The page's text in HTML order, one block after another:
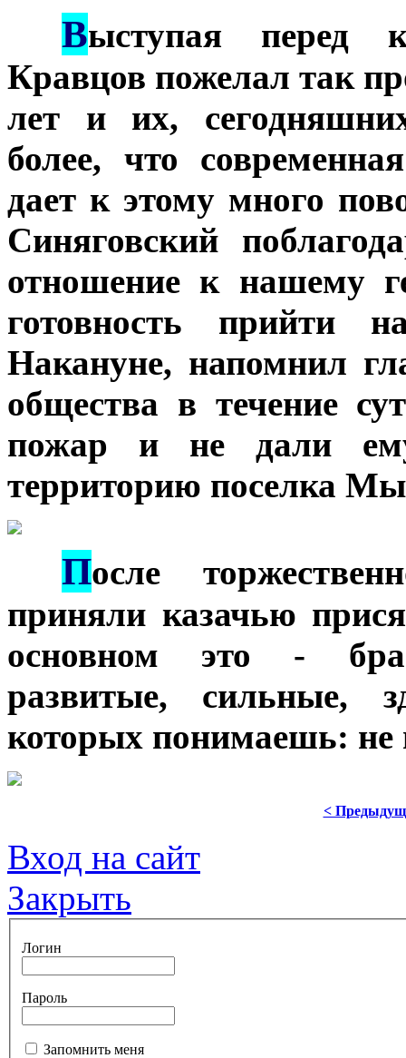
Выступая перед
Кравцов пожелал так
лет и их,
более, что
дает к этому много
Синяговский
отношение к нашему
готовность прийти
Накануне, напомнил
общества в течение
пожар и не дали
территорию поселка
После
приняли казачью
основном это -
развитые, сильные,
которых понимаешь: не
<
Вход на сайт
Закрыть
Логин
Пароль
Запомнить меня